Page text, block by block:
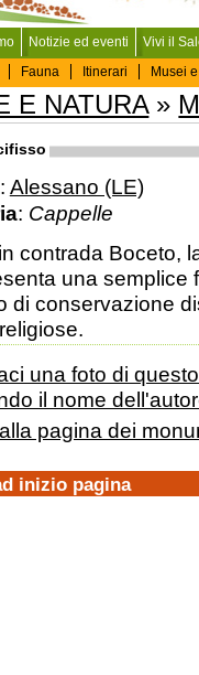
Fauna Itinerari Musei
Notizie ed eventi Vivi il
E NATURA»
: Alessano (LE)
: Cappelle
contrada Boceto,
una semplice
di conservazione
una foto di
il nome
pagina dei
inizio pagina